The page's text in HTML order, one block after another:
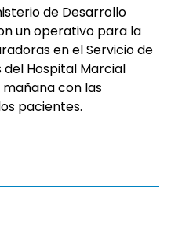
de Desarrollo
un operativo para la
en el Servicio de
Hospital Marcial
con las
pacientes.